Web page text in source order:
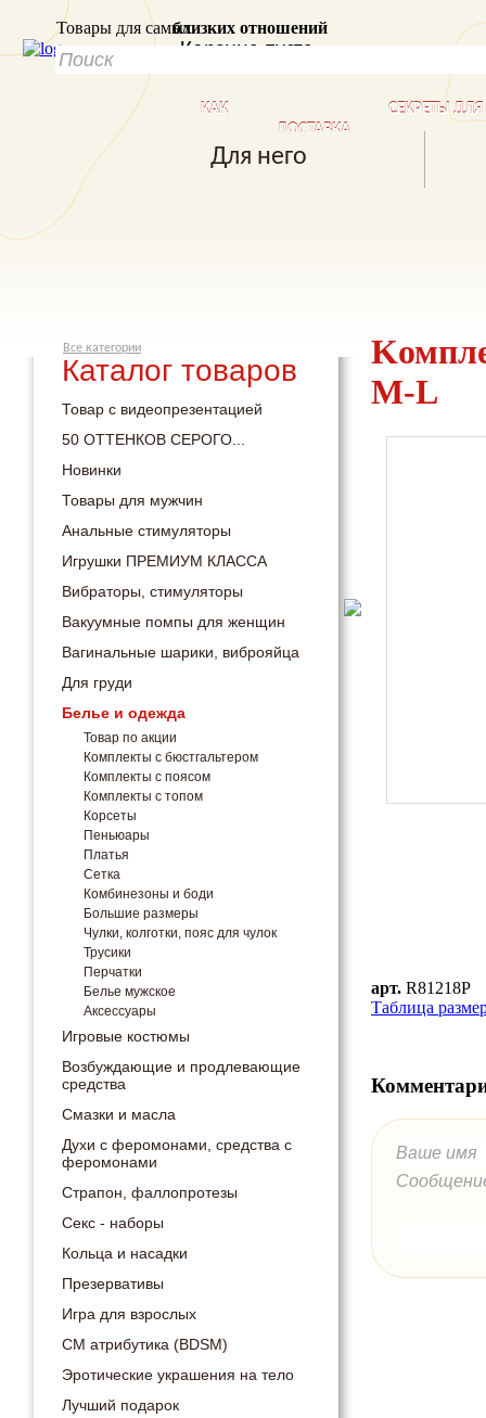
Товары для самыхблизких отношений
КАК
КУПИТЬ?
ДОСТАВКА
СЕКРЕТЫ
Для него
Корзина пуста
Все категории
Каталог товаров
Товар с видеопрезентацией
50 ОТТЕНКОВ СЕРОГО...
Новинки
Товары для мужчин
Анальные стимуляторы
Игрушки ПРЕМИУМ КЛАССА
Вибраторы, стимуляторы
Вакуумные помпы для женщин
Вагинальные шарики, виброяйца
Для груди
Белье и одежда
Товар по акции
Комплекты с бюстгальтером
Комплекты с поясом
Комплекты с топом
Корсеты
Пеньюары
Платья
Сетка
Комбинезоны и боди
Большие размеры
Чулки, колготки, пояс для чулок
Трусики
Перчатки
Белье мужское
Аксессуары
Игровые костюмы
Возбуждающие и продлевающие
средства
Смазки и масла
Духи с феромонами, средства с
феромонами
Страпон, фаллопротезы
Секс - наборы
Кольца и насадки
Презервативы
Игра для взрослых
СМ атрибутика (BDSM)
Эротические украшения на тело
Лучший подарок
M-L
арт. R81218P
Таблица